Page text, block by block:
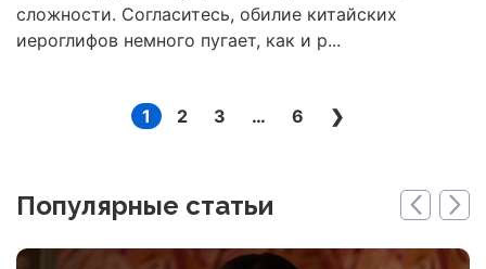
сложности. Согласитесь, обилие китайских
иероглифов немного пугает, как и р...
1 2 3 … 6 ❯
Популярные статьи